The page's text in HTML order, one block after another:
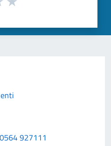
927111